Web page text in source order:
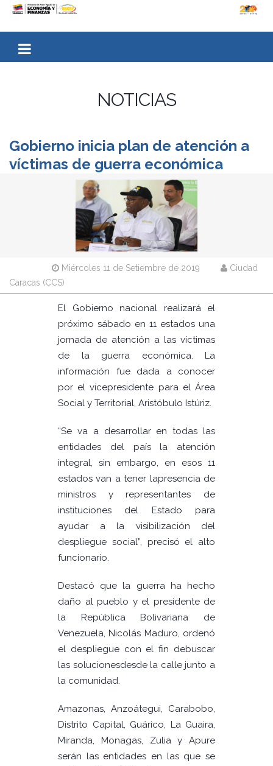
NOTICIAS
Gobierno inicia plan de atención a
víctimas de guerra económica
Miércoles 11 de Setiembre de 2019
Ciudad
Caracas (CCS)
El Gobierno nacional realizará el
próximo sábado en 11 estados una
jornada de atención a las víctimas
de la guerra económica. La
información fue dada a conocer
por el vicepresidente para el Área
Social y Territorial, Aristóbulo Istúriz.
“Se va a desarrollar en todas las
entidades del país la atención
integral, sin embargo, en esos 11
estados van a tener lapresencia de
ministros y representantes de
instituciones del Estado para
ayudar a la visibilización del
despliegue social”, precisó el alto
funcionario.
Destacó que la guerra ha hecho
daño al pueblo y el presidente de
la República Bolivariana de
Venezuela, Nicolás Maduro, ordenó
el despliegue con el fin debuscar
las solucionesdesde la calle junto a
la comunidad.
Amazonas, Anzoátegui, Carabobo,
Distrito Capital, Guárico, La Guaira,
Miranda, Monagas, Zulia y Apure
serán las entidades en las que se